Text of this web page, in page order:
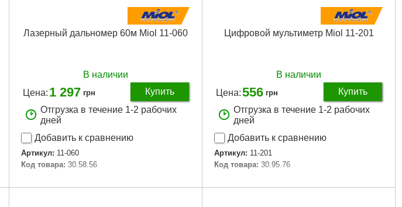
Лазерный дальномер 60м Miol 11-060
В наличии
Цена: 1 297 грн
Купить
Отгрузка в течение 1-2 рабочих
дней
Добавить к сравнению
Артикул: 11-060
Код товара: 30.58.56
Подробнее...
Цифровой мультиметр Miol 11-201
В наличии
Цена:556 грн
Купить
Отгрузка в течение 1-2 рабочих
дней
Добавить к сравнению
Артикул: 11-201
Код товара: 30.95.76
Подробнее...